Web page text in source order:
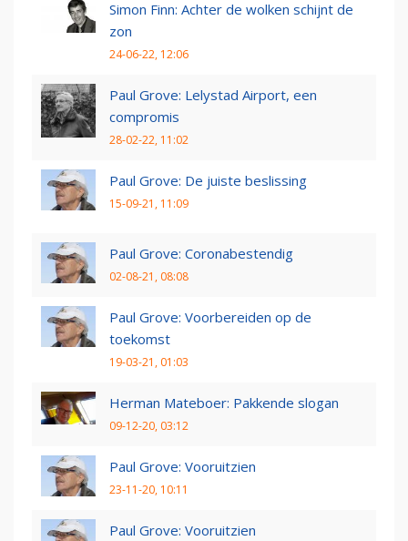
Simon Finn: Achter de wolken schijnt de
zon
24-06-22, 12:06
Paul Grove: Lelystad Airport, een
compromis
28-02-22, 11:02
Paul Grove: De juiste beslissing
15-09-21, 11:09
Paul Grove: Coronabestendig
02-08-21, 08:08
Paul Grove: Voorbereiden op de
toekomst
19-03-21, 01:03
Herman Mateboer: Pakkende slogan
09-12-20, 03:12
Paul Grove: Vooruitzien
23-11-20, 10:11
Paul Grove: Vooruitzien